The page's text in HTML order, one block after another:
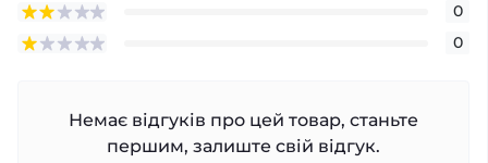
0
0
Немає відгуків про цей товар, станьте
першим, залиште свій відгук.